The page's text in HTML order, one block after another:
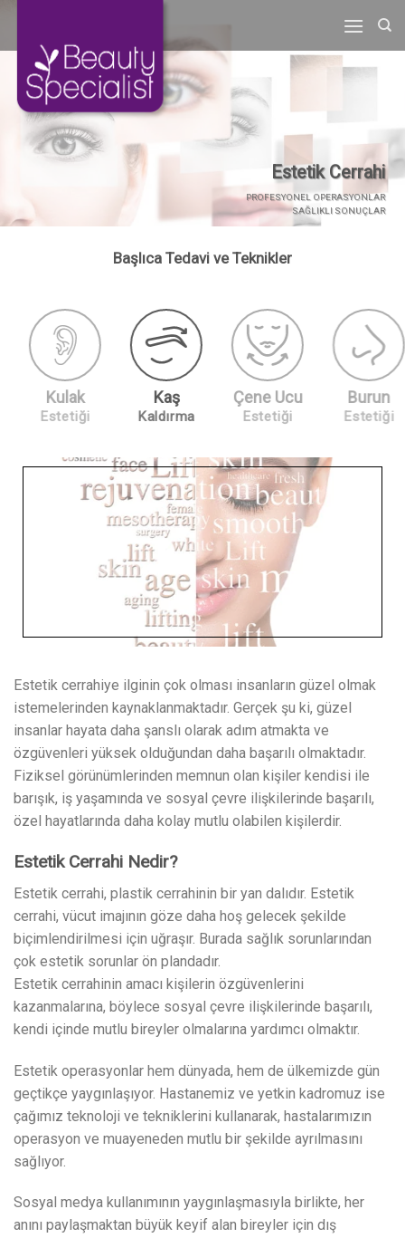
content
Estetik Cerrahi
PROFESYONEL OPERASYONLAR
SAĞLIKLI SONUÇLAR
Başlıca Tedavi ve Teknikler
Kaldırma
Çene Ucu
Estetiği
Burun
Estetiği
Estetik cerrahiye ilginin çok olması insanların güzel olmak
istemelerinden kaynaklanmaktadır. Gerçek şu ki, güzel
insanlar hayata daha şanslı olarak adım atmakta ve
özgüvenleri yüksek olduğundan daha başarılı olmaktadır.
Fiziksel görünümlerinden memnun olan kişiler kendisi ile
barışık, iş yaşamında ve sosyal çevre ilişkilerinde başarılı,
özel hayatlarında daha kolay mutlu olabilen kişilerdir.
Estetik Cerrahi Nedir?
Estetik cerrahi, plastik cerrahinin bir yan dalıdır. Estetik
cerrahi, vücut imajının göze daha hoş gelecek şekilde
biçimlendirilmesi için uğraşır. Burada sağlık sorunlarından
çok estetik sorunlar ön plandadır.
Estetik cerrahinin amacı kişilerin özgüvenlerini
kazanmalarına, böylece sosyal çevre ilişkilerinde başarılı,
kendi içinde mutlu bireyler olmalarına yardımcı olmaktır.
Estetik operasyonlar hem dünyada, hem de ülkemizde gün
geçtikçe yaygınlaşıyor. Hastanemiz ve yetkin kadromuz ise
çağımız teknoloji ve tekniklerini kullanarak, hastalarımızın
operasyon ve muayeneden mutlu bir şekilde ayrılmasını
sağlıyor.
Sosyal medya kullanımının yaygınlaşmasıyla birlikte, her
anını paylaşmaktan büyük keyif alan bireyler için dış